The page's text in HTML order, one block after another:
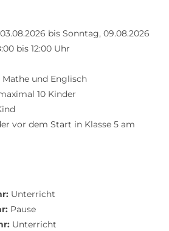
bis Sonntag, 09.08.2026
bis 12:00 Uhr
und Englisch
10 Kinder
vor dem Start in Klasse 5 am
Unterricht
Pause
Unterricht